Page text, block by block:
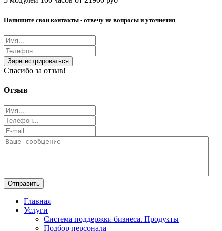
Напишите свои контакты - отвечу на вопросы и уточнения
Зарегистрироваться
Спасибо за отзыв!
Отзыв
Отправить
Главная
Услуги
Система поддержки бизнеса. Продукты
Подбор персонала